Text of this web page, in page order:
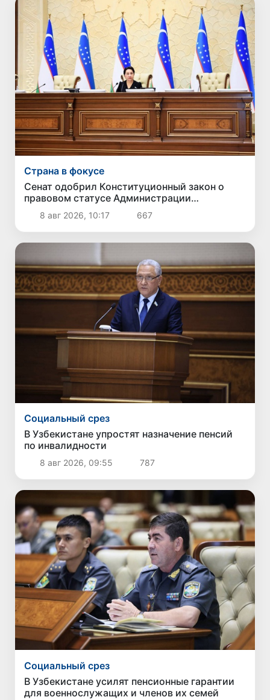
Страна в фокусе
Сенат одобрил Конституционный закон о
правовом статусе Администрации
Президента Республики Узбекистан
8 авг 2026, 10:17 667
Социальный срез
В Узбекистане упростят назначение пенсий
по инвалидности
8 авг 2026, 09:55 787
Социальный срез
В Узбекистане усилят пенсионные гарантии
для военнослужащих и членов их семей